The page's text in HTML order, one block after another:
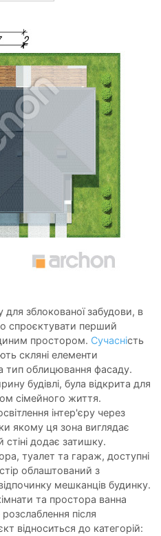
зблокованої забудови, в
спроєктувати перший
простором. Сучасність
скляні елементи
тип облицювання фасаду.
будівлі, була відкрита для
сімейного життя.
інтер'єру через
якому ця зона виглядає
стіні додає затишку.
туалет та гараж, доступні
облаштований з
мешканців будинку.
та простора ванна
після
відноситься до категорій: